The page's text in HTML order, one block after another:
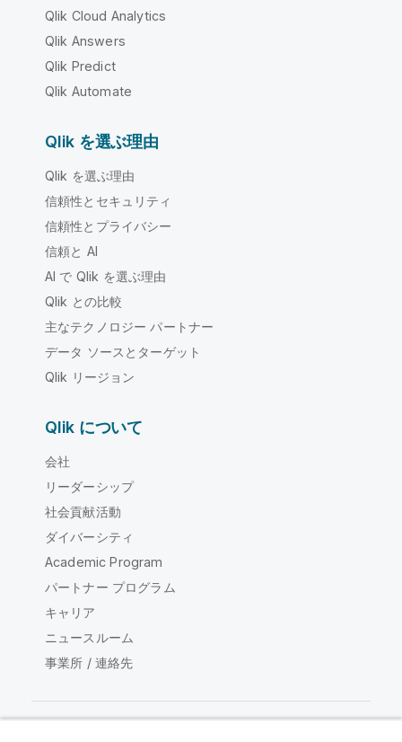
Qlik Cloud Analytics
Qlik Answers
Qlik Predict
Qlik Automate
Qlik を選ぶ理由
Qlik を選ぶ理由
信頼性とセキュリティ
信頼性とプライバシー
信頼と AI
AI で Qlik を選ぶ理由
Qlik との比較
主なテクノロジー パートナー
データ ソースとターゲット
Qlik リージョン
Qlik について
会社
リーダーシップ
社会貢献活動
ダイバーシティ
Academic Program
パートナー プログラム
キャリア
ニュースルーム
事業所 / 連絡先